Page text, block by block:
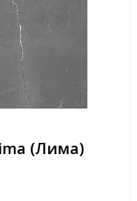
(Лима)